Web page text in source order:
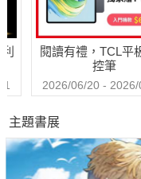
閱讀有禮，TCL平
控筆
2026/06/20 - 2026/
主題書展